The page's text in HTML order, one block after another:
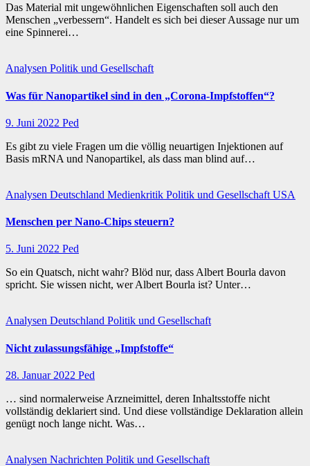
Das Material mit ungewöhnlichen Eigenschaften soll auch den
Menschen „verbessern“. Handelt es sich bei dieser Aussage nur um
eine Spinnerei…
Analysen Politik und Gesellschaft
Was für Nanopartikel sind in den „Corona-Impfstoffen“?
9. Juni 2022 Ped
Es gibt zu viele Fragen um die völlig neuartigen Injektionen auf
Basis mRNA und Nanopartikel, als dass man blind auf…
Analysen Deutschland Medienkritik Politik und Gesellschaft USA
Menschen per Nano-Chips steuern?
5. Juni 2022 Ped
So ein Quatsch, nicht wahr? Blöd nur, dass Albert Bourla davon
spricht. Sie wissen nicht, wer Albert Bourla ist? Unter…
Analysen Deutschland Politik und Gesellschaft
Nicht zulassungsfähige „Impfstoffe“
28. Januar 2022 Ped
… sind normalerweise Arzneimittel, deren Inhaltsstoffe nicht
vollständig deklariert sind. Und diese vollständige Deklaration allein
genügt noch lange nicht. Was…
Analysen Nachrichten Politik und Gesellschaft